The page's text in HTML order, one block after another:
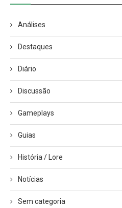
Análises
Destaques
Diário
Discussão
Gameplays
Guias
História / Lore
Notícias
Sem categoria